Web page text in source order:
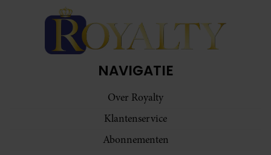
NAVIGATIE
Over Royalty
Klantenservice
Abonnementen